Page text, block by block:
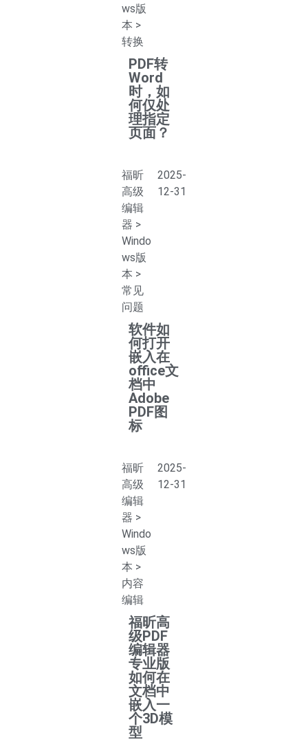
ws版
本 >
转换
PDF转
Word
时，如
何仅处
理指定
页面？
福昕
高级
编辑
器 >
Windo
ws版
本 >
常见
问题
2025-
12-31
软件如
何打开
嵌入在
office文
档中
Adobe
PDF图
标
福昕
高级
编辑
器 >
Windo
ws版
本 >
内容
编辑
2025-
12-31
福昕高
级PDF
编辑器
专业版
如何在
文档中
嵌入一
个3D模
型